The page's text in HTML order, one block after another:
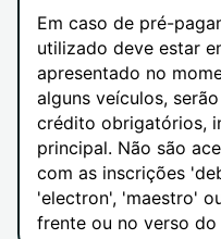
Em caso de pré-
utilizado deve estar
apresentado no
alguns veículos,
crédito obrigatórios,
principal. Não são
com as inscrições
'electron', 'maestro'
frente ou no verso